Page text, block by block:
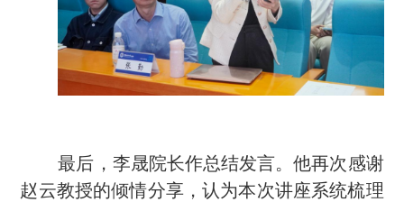
最后，李晟院长作总结发言。他再次感谢
赵云教授的倾情分享，认为本次讲座系统梳理